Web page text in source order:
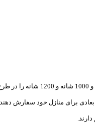
برای منازل خود سفارش دهند.